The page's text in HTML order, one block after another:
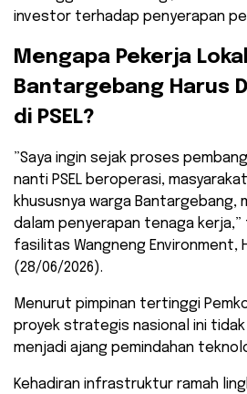
investor terhadap penyerapan
​Mengapa Pekerja Lokal
Bantargebang Harus
di PSEL?
​”Saya ingin sejak proses
nanti PSEL beroperasi,
khususnya warga Bantargebang,
dalam penyerapan tenaga
fasilitas Wangneng Environment,
(28/06/2026).
​Menurut pimpinan tertinggi
proyek strategis nasional ini
menjadi ajang pemindahan
Kehadiran infrastruktur ramah